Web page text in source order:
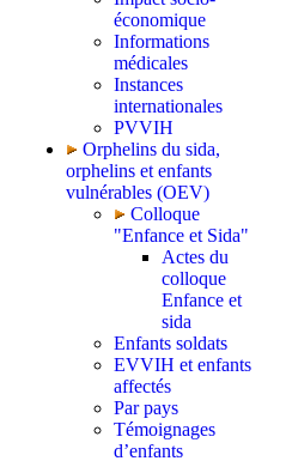
économique
Informations
médicales
Instances
internationales
PVVIH
Orphelins du sida,
orphelins et enfants
vulnérables (OEV)
Colloque
"Enfance et Sida"
Actes du
colloque
Enfance et
sida
Enfants soldats
EVVIH et enfants
affectés
Par pays
Témoignages
d’enfants